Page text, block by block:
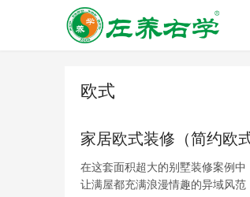
欧式
家居欧式装修（简约欧
在这套面积超大的别墅装修案例
让满屋都充满浪漫情趣的异域风